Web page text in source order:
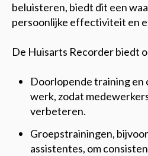
beluisteren, biedt dit een
persoonlijke effectiviteit en
De Huisarts Recorder biedt
Doorlopende training en
werk, zodat
verbeteren.
Groepstrainingen,
assistentes, om